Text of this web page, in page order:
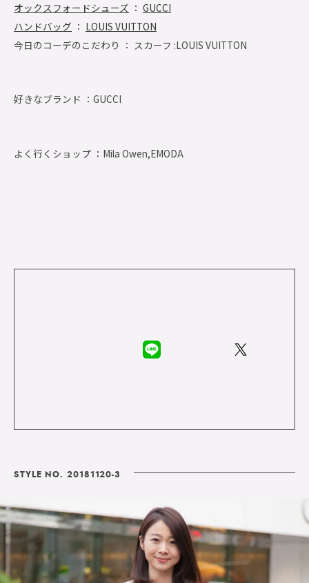
オックスフォードシューズ ： GUCCI
ハンドバッグ ： LOUIS VUITTON
今日のコーデのこだわり ： スカーフ :LOUIS VUITTON
好きなブランド ： GUCCI
よく行くショップ ： Mila Owen,EMODA
STYLE NO. 20181120-3